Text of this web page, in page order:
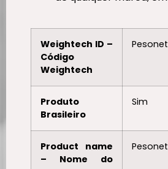
Weightech ID –
Código
Weightech
Produto
Brasileiro
Sim
Product name
– Nome do
Pesonet